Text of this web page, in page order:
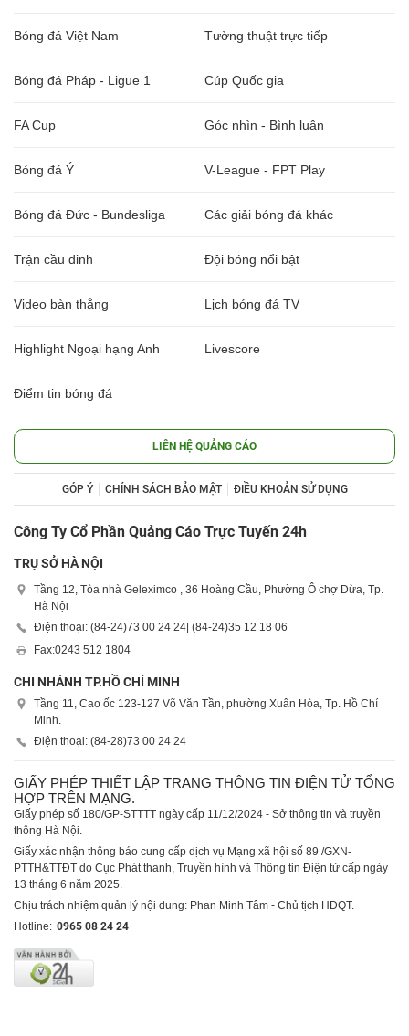
Bóng đá Việt Nam Tường thuật trực tiếp
Bóng đá Pháp - Ligue 1 Cúp Quốc gia
FA Cup Góc nhìn - Bình luận
Bóng đá Ý V-League - FPT Play
Bóng đá Đức - Bundesliga Các giải bóng đá khác
Trận cầu đinh Đội bóng nổi bật
Video bàn thắng Lịch bóng đá TV
Highlight Ngoại hạng Anh Livescore
Điểm tin bóng đá
LIÊN HỆ QUẢNG CÁO
GÓP Ý CHÍNH SÁCH BẢO MẬT ĐIỀU KHOẢN SỬ DỤNG
Công Ty Cổ Phần Quảng Cáo Trực Tuyến 24h
TRỤ SỞ HÀ NỘI
Tầng 12, Tòa nhà Geleximco , 36 Hoàng Cầu, Phường Ô chợ Dừa, Tp.
Hà Nội
Điện thoại: (84-24)73 00 24 24 | (84-24)35 12 18 06
Fax:0243 512 1804
CHI NHÁNH TP.HỒ CHÍ MINH
Tầng 11, Cao ốc 123-127 Võ Văn Tần, phường Xuân Hòa, Tp. Hồ Chí
Minh.
Điện thoại: (84-28)73 00 24 24
GIẤY PHÉP THIẾT LẬP TRANG THÔNG TIN ĐIỆN TỬ TỔNG
HỢP TRÊN MẠNG.
Giấy phép số 180/GP-STTTT ngày cấp 11/12/2024 - Sở thông tin và truyền
thông Hà Nội.
Giấy xác nhận thông báo cung cấp dịch vụ Mạng xã hội số 89 /GXN-
PTTH&TTĐT do Cục Phát thanh, Truyền hình và Thông tin Điện tử cấp ngày
13 tháng 6 năm 2025.
Chịu trách nhiệm quản lý nội dung: Phan Minh Tâm - Chủ tịch HĐQT.
Hotline: 0965 08 24 24